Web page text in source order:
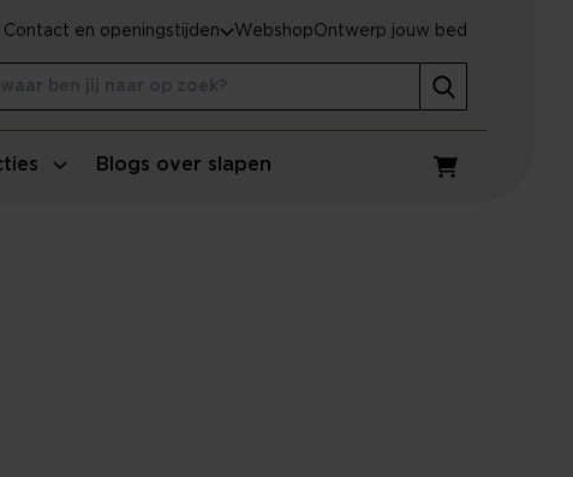
Blogs over slapen
Winkelwagen
Contact en openingstijden WebshopOntwerp jouw bed